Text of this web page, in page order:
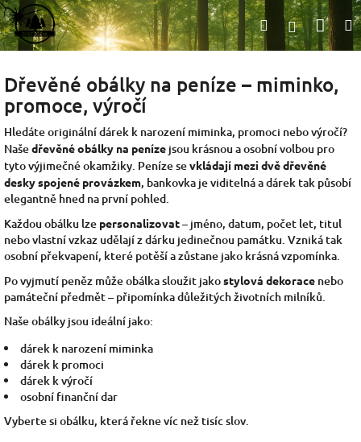
Přejít
na
obsah
HledatPřihlášení
Dřevěné obálky na peníze – miminko,
promoce, výročí
Hledáte originální dárek k narození miminka, promoci nebo výročí?
Našedřevěné obálky na peníze jsou krásnou a osobní volbou pro
tyto výjimečné okamžiky. Peníze sevkládají mezi dvě dřevěné
desky spojené provázkem, bankovka je viditelná a dárek tak působí
elegantně hned na první pohled.
Každou obálku lze personalizovat– jméno, datum, počet let, titul
nebo vlastní vzkaz udělají z dárku jedinečnou památku. Vzniká tak
osobní překvapení, které potěší a zůstane jako krásná vzpomínka.
Po vyjmutí peněz může obálka sloužit jakostylová dekorace nebo
památeční předmět – připomínka důležitých životních milníků.
Naše obálky jsou ideální jako:
dárek k narození miminka
dárek k promoci
dárek k výročí
osobní finanční dar
Vyberte si obálku, která řekne víc než tisíc slov.